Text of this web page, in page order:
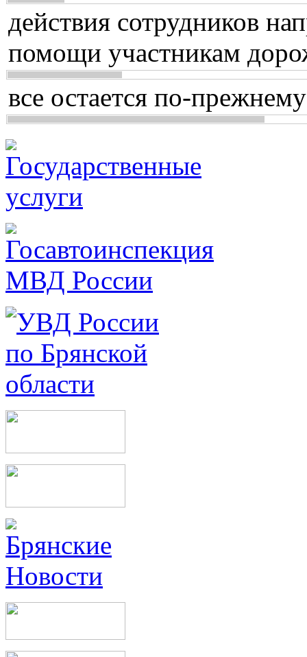
действия сотрудников
помощи участникам
все остается по-